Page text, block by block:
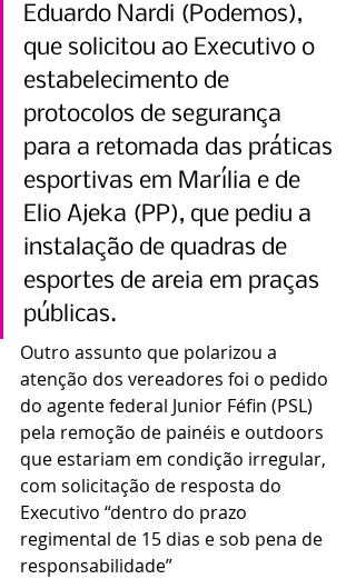
Eduardo Nardi (Podemos),
que solicitou ao Executivo o
estabelecimento de
protocolos de segurança
para a retomada das práticas
esportivas em Marília e de
Elio Ajeka (PP), que pediu a
instalação de quadras de
esportes de areia em praças
públicas.
Outro assunto que polarizou a
atenção dos vereadores foi o pedido
do agente federal Junior Féfin (PSL)
pela remoção de painéis e outdoors
que estariam em condição irregular,
com solicitação de resposta do
Executivo “dentro do prazo
regimental de 15 dias e sob pena de
responsabilidade”